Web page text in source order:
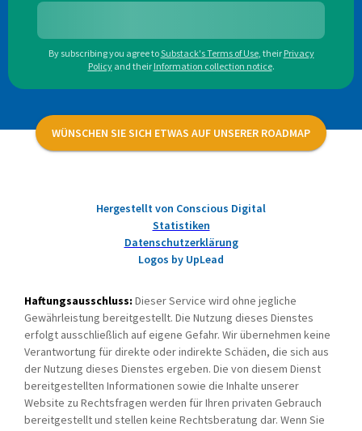
By subscribing you agree toSubstack's Terms of Use, their Privacy
Policy and their Information collection notice.
WÜNSCHEN SIE SICH ETWAS AUF UNSERER ROADMAP
Hergestellt von Conscious Digital
Statistiken
Datenschutzerklärung
Logos by UpLead
Haftungsausschluss: Dieser Service wird ohne jegliche
Gewährleistung bereitgestellt. Die Nutzung dieses Dienstes
erfolgt ausschließlich auf eigene Gefahr. Wir übernehmen keine
Verantwortung für direkte oder indirekte Schäden, die sich aus
der Nutzung dieses Dienstes ergeben. Die von diesem Dienst
bereitgestellten Informationen sowie die Inhalte unserer
Website zu Rechtsfragen werden für Ihren privaten Gebrauch
bereitgestellt und stellen keine Rechtsberatung dar. Wenn Sie